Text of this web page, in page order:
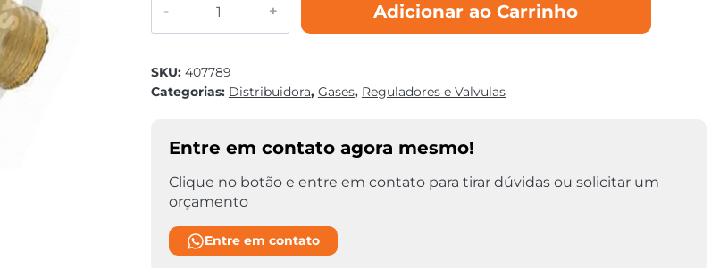
CORTA
CHAMA
AC/GLP
CONDOR
Adicionar ao Carrinho
SKU: 407789
Categorias: Distribuidora, Gases, Reguladores e Valvulas
Entre em contato agora mesmo!
Clique no botão e entre em contato para tirar dúvidas ou solicitar um
orçamento
Entre em contato